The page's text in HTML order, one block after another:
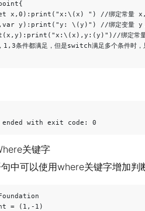
x,0):print("x:\(x) ") //绑定常量 x,并
y):print("y: \(y)") //绑定变量 y，
绑定常量
条件都满足，但是switch满足多个条件时，
关键字
中可以使用where关键字增加判
= (1,-1)